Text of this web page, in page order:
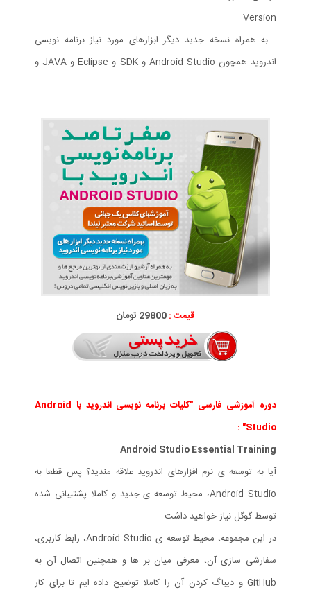
Version
- به همراه نسخه جدید دیگر ابزارهای مورد نیاز برنامه نویسی
اندروید همچون Android Studio و SDK و Eclipse و JAVA و
...
قیمت :29800 تومان
دوره آموزشی فارسی "کلیات برنامه نویسی اندروید با Android
Studio" :
Android Studio Essential Training
آیا به توسعه ی نرم افزارهای اندروید علاقه مندید؟ پس قطعا به
Android Studio، محیط توسعه ی جدید و کاملا پشتیبانی شده
توسط گوگل نیاز خواهید داشت.
در این مجموعه، محیط توسعه ی Android Studio، رابط کاربری،
سفارشی سازی آن، معرفی میان بر ها و همچنین اتصال آن به
GitHub و دیباگ کردن آن را کاملا توضیح داده ایم تا برای کار